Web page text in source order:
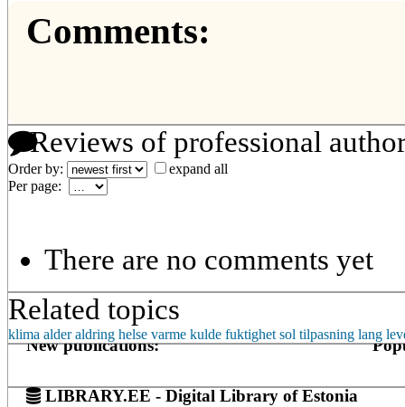
Comments:
Reviews of professional
Order by:
expand all
Per page:
There are no comments yet
Related topics
klima alder aldring helse varme kulde fuktighet sol tilpasning lang
New publications:
LIBRARY.EE - Digital Library of Estonia